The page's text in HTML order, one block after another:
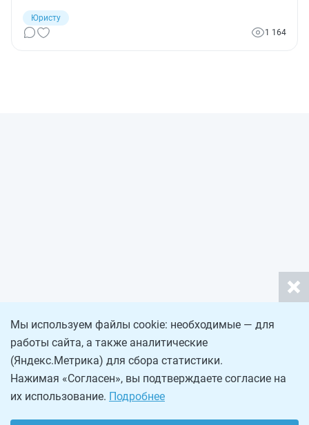
регистрировать всех пользователей. Предприниматели,
однако, надеются найти обходные пути.
Юристу
1 164
Мы используем файлы cookie: необходимые — для
работы сайта, а также аналитические
(Яндекс.Метрика) для сбора статистики.
Нажимая «Согласен», вы подтверждаете согласие на
их использование. Подробнее